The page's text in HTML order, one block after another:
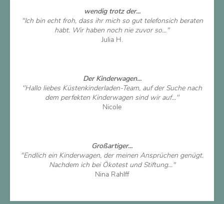
wendig trotz der...
"Ich bin echt froh, dass ihr mich so gut telefonsich beraten
habt. Wir haben noch nie zuvor so..."
Julia H.
Der Kinderwagen...
"Hallo liebes Küstenkinderladen-Team, auf der Suche nach
dem perfekten Kinderwagen sind wir auf..."
Nicole
Großartiger...
"Endlich ein Kinderwagen, der meinen Ansprüchen genügt.
Nachdem ich bei Ökotest und Stiftung..."
Nina Rahlff